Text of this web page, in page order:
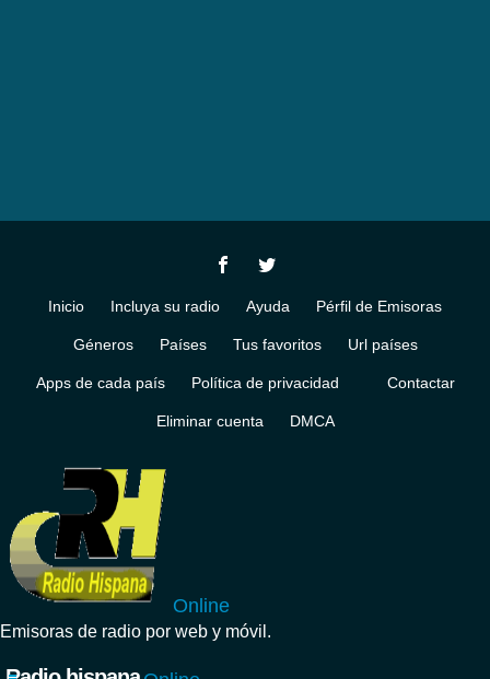
Inicio Incluya su radio Ayuda Pérfil de Emisoras
Géneros Países Tus favoritos Url países
Apps de cada país Política de privacidad Contactar
Eliminar cuenta DMCA
Online
Emisoras de radio por web y móvil.